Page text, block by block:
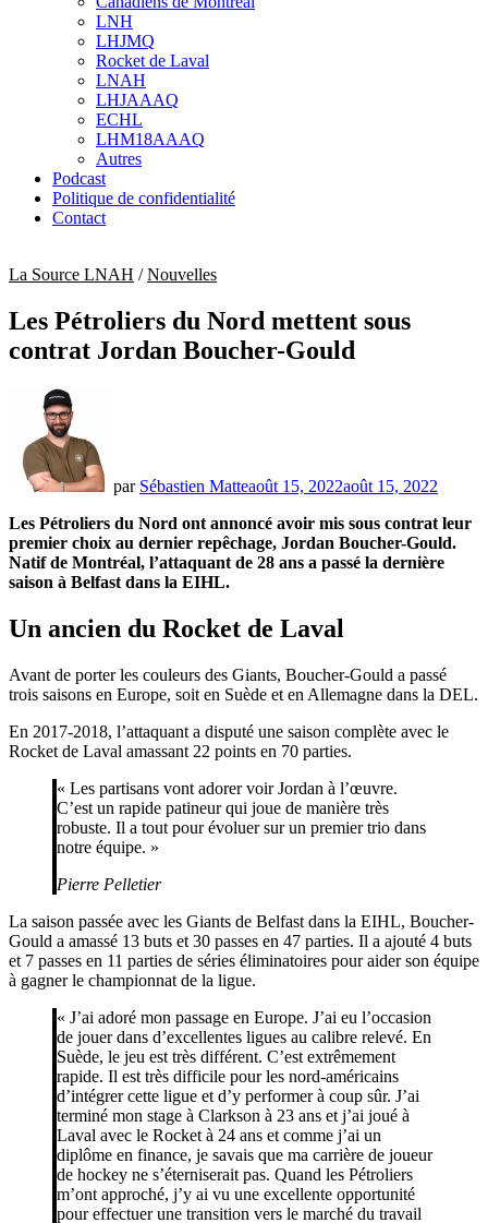
sub
menu
LNH
LHJMQ
Rocket de Laval
LNAH
LHJAAAQ
ECHL
LHM18AAAQ
Autres
Podcast
Politique de confidentialité
Contact
La Source LNAH /Nouvelles
Les Pétroliers du Nord mettent sous
contrat Jordan Boucher-Gould
par Sébastien Matteaoût 15, 2022août 15, 2022
Les Pétroliers du Nord ont annoncé avoir mis sous contrat leur
premier choix au dernier repêchage, Jordan Boucher-Gould.
Natif de Montréal, l’attaquant de 28 ans a passé la dernière
saison à Belfast dans la EIHL.
Un ancien du Rocket de Laval
Avant de porter les couleurs des Giants, Boucher-Gould a passé
trois saisons en Europe, soit en Suède et en Allemagne dans la DEL.
En 2017-2018, l’attaquant a disputé une saison complète avec le
Rocket de Laval amassant 22 points en 70 parties.
« Les partisans vont adorer voir Jordan à l’œuvre.
C’est un rapide patineur qui joue de manière très
robuste. Il a tout pour évoluer sur un premier trio dans
notre équipe. »
Pierre Pelletier
La saison passée avec les Giants de Belfast dans la EIHL, Boucher-
Gould a amassé 13 buts et 30 passes en 47 parties. Il a ajouté 4 buts
et 7 passes en 11 parties de séries éliminatoires pour aider son équipe
à gagner le championnat de la ligue.
« J’ai adoré mon passage en Europe. J’ai eu l’occasion
de jouer dans d’excellentes ligues au calibre relevé. En
Suède, le jeu est très différent. C’est extrêmement
rapide. Il est très difficile pour les nord-américains
d’intégrer cette ligue et d’y performer à coup sûr. J’ai
terminé mon stage à Clarkson à 23 ans et j’ai joué à
Laval avec le Rocket à 24 ans et comme j’ai un
diplôme en finance, je savais que ma carrière de joueur
de hockey ne s’éterniserait pas. Quand les Pétroliers
m’ont approché, j’y ai vu une excellente opportunité
pour effectuer une transition vers le marché du travail